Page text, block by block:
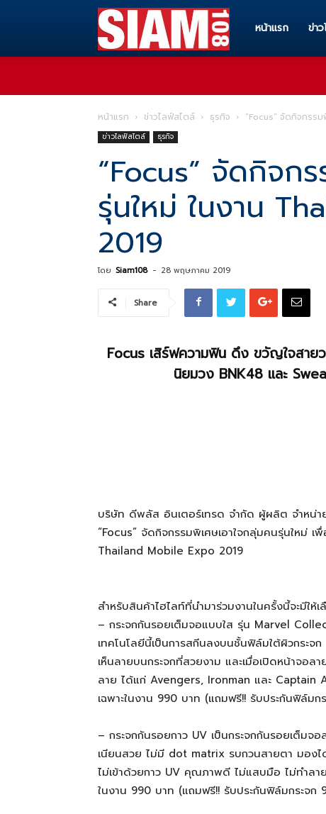
Siam108
ทุก
ราว
ที่
จริง
หน้าแรก ข่า
หน้าแรก ข่าวไลฟ์สไตล์ ธุรกิจ “Focus” จัดกิจกรร
ข่าวไลฟ์สไตล์ ธุรกิจ
“Focus” จัดกิจก
รุ่นใหม่ ในงาน
2019
โดย Siam108 - 28 พฤษภาคม 2019
Share
Focus เสิร์ฟความฟิน ดึง ขวัญใจสาย
นิยมวง BNK48 และ
บริษัท ดีพลัส อินเตอร์เทรด จำกัด ผู้ผลิต จำหน่
“Focus” จัดกิจกรรมพิเศษเอาใจกลุ่มคนรุ่นใหม่
Thailand Mobile Expo 2019
สำหรับสินค้าไฮไลท์ที่นำมาร่วมงานในครั้งนี้จะมี
– กระจกกันรอยเต็มจอแบบใส รุ่น Marvel
เทคโนโลยีนี้เป็นการสกีนลงบนชั้นฟิล์มใต้ผิวกระ
เห็นลายบนกระจกที่สวยงาม และเมื่อเปิดหน้าจอล
ลาย ได้แก่ Avengers, Ironman และ Captain
เฉพาะในงาน 990 บาท (แถมฟรี!! รับประกันฟิล์มก
– กระจกกันรอยกาว UV เป็นกระจกกันรอยเต็มจ
เนียนสวย ไม่มี dot matrix รบกวนสายตา มอง
ไม่เข้าด้วยกาว UV คุณภาพดี ไม่แสบมือ ไม่ทำลา
ในงาน 990 บาท (แถมฟรี!! รับประกันฟิล์มกระจก